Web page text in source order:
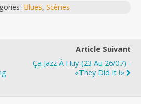
Blues, Scènes
Article Suivant
Ça Jazz À Huy (23 Au 26/07) -
«They Did It !»